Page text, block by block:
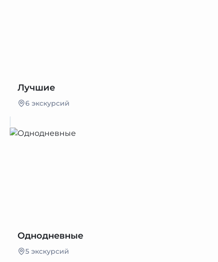
Лучшие
6 экскурсий
Однодневные
5 экскурсий